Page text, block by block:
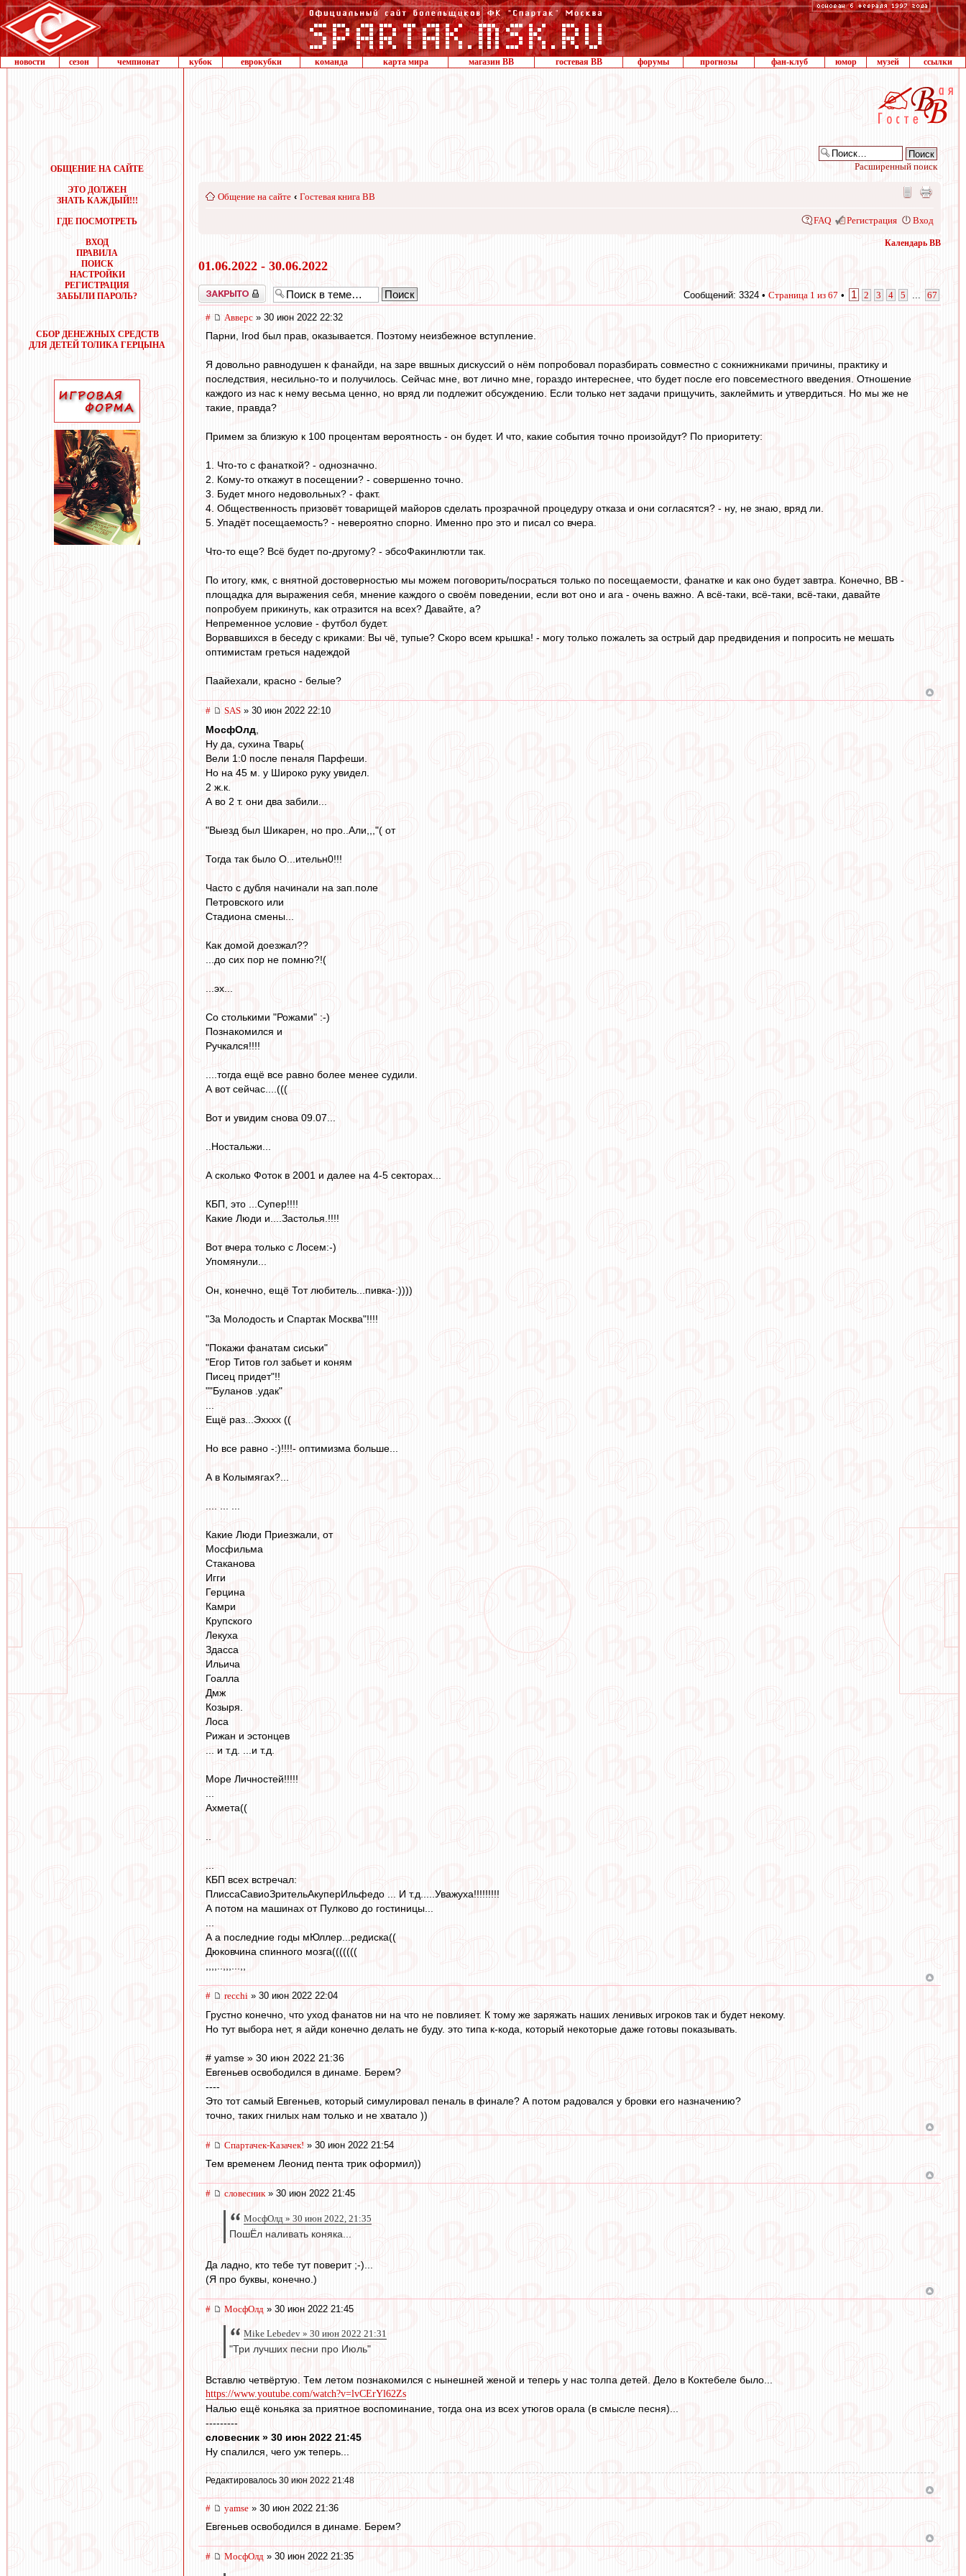
новости сезон чемпионат кубок еврокубки команда карта мира магазин ВВ гостевая ВВ форумы прогнозы фан-клуб юмор музей ссылки
ОБЩЕНИЕ НА САЙТЕ
ЭТО ДОЛЖЕН
ЗНАТЬ КАЖДЫЙ!!!
ГДЕ ПОСМОТРЕТЬ
ВХОД
ПРАВИЛА
ПОИСК
НАСТРОЙКИ
РЕГИСТРАЦИЯ
ЗАБЫЛИ ПАРОЛЬ?
СБОР ДЕНЕЖНЫХ СРЕДСТВ
ДЛЯ ДЕТЕЙ ТОЛИКА ГЕРЦЫНА
Расширенный поиск
Общение на сайте ‹ Гостевая книга ВВ
FAQ Регистрация Вход
Календарь ВВ
01.06.2022 - 30.06.2022
Закрыто Сообщений: 3324 • Страница 1 из 67 • 1 2 3 4 5 67
# Авверс » 30 июн 2022 22:32
Парни, Irod был прав, оказывается. Поэтому неизбежное вступление.
Я довольно равнодушен к фанайди, на заре ввшных дискуссий о нём попробовал поразбирать совместно с сокнижниками причины, практику и
последствия, несильно-то и получилось. Сейчас мне, вот лично мне, гораздо интереснее, что будет после его повсеместного введения. Отношение
каждого из нас к нему весьма ценно, но вряд ли подлежит обсуждению. Если только нет задачи прищучить, заклеймить и утвердиться. Но мы же не
такие, правда?
Примем за близкую к 100 процентам вероятность - он будет. И что, какие события точно произойдут? По приоритету:
1. Что-то с фанаткой? - однозначно.
2. Кому-то откажут в посещении? - совершенно точно.
3. Будет много недовольных? - факт.
4. Общественность призовёт товарищей майоров сделать прозрачной процедуру отказа и они согласятся? - ну, не знаю, вряд ли.
5. Упадёт посещаемость? - невероятно спорно. Именно про это и писал со вчера.
Что-то еще? Всё будет по-другому? - эбсоФакинлютли так.
По итогу, кмк, с внятной достоверностью мы можем поговорить/посраться только по посещаемости, фанатке и как оно будет завтра. Конечно, ВВ -
площадка для выражения себя, мнение каждого о своём поведении, если вот оно и ага - очень важно. А всё-таки, всё-таки, всё-таки, давайте
попробуем прикинуть, как отразится на всех? Давайте, а?
Непременное условие - футбол будет.
Ворвавшихся в беседу с криками: Вы чё, тупые? Скоро всем крышка! - могу только пожалеть за острый дар предвидения и попросить не мешать
оптимистам греться надеждой
Паайехали, красно - белые?
# SAS » 30 июн 2022 22:10
МосфОлд
Ну да, сухина Тварь(
Вели 1:0 после пеналя Парфеши.
Но на 45 м. у Широко руку увидел.
2 ж.к.
А во 2 т. они два забили...
"Выезд был Шикарен, но про..Али,,,"( от
Тогда так было О...ительн0!!!
Часто с дубля начинали на зап.поле
Петровского или
Стадиона смены...
Как домой доезжал??
...до сих пор не помню?!(
...эх...
Со столькими "Рожами" :-)
Познакомился и
Ручкался!!!!
....тогда ещё все равно более менее судили.
А вот сейчас....(((
Вот и увидим снова 09.07...
..Ностальжи...
А сколько Фоток в 2001 и далее на 4-5 секторах...
КБП, это ...Супер!!!!
Какие Люди и....Застолья.!!!!
Вот вчера только с Лосем:-)
Упомянули...
Он, конечно, ещё Тот любитель...пивка-:))))
"За Молодость и Спартак Москва"!!!!
"Покажи фанатам сиськи"
"Егор Титов гол забьет и коням
Писец придет"!!
""Буланов .удак"
Ещё раз...Эхххх ((
Но все равно -:)!!!!- оптимизма больше...
А в Колымягах?...
Какие Люди Приезжали, от
Мосфильма
Стаканова
Игги
Герцина
Камри
Крупского
Лекуха
Здасса
Ильича
Гоалла
Дмж
Козыря.
Лоса
Рижан и эстонцев
... и т.д. ...и т.д.
Море Личностей!!!!!
Ахмета((
КБП всех встречал:
ПлиссаСавиоЗрительАкуперИльфедо ... И т.д.....Уважуха!!!!!!!!!
А потом на машинах от Пулково до гостиницы...
А а последние годы мЮллер...редиска((
Дюковчина спинного мозга(((((((
# recchi » 30 июн 2022 22:04
Грустно конечно, что уход фанатов ни на что не повлияет. К тому же заряжать наших ленивых игроков так и будет некому.
Но тут выбора нет, я айди конечно делать не буду. это типа к-кода, который некоторые даже готовы показывать.
# yamse » 30 июн 2022 21:36
Евгеньев освободился в динаме. Берем?
----
Это тот самый Евгеньев, который симулировал пеналь в финале? А потом радовался у бровки его назначению?
точно, таких гнилых нам только и не хватало ))
# Спартачек-Казачек! » 30 июн 2022 21:54
Тем временем Леонид пента трик оформил))
# словесник» 30 июн 2022 21:45
МосфОлд » 30 июн 2022, 21:35
ПошЁл наливать коняка...
Да ладно, кто тебе тут поверит ;-)...
(Я про буквы, конечно.)
# МосфОлд » 30 июн 2022 21:45
Mike Lebedev » 30 июн 2022 21:31
"Три лучших песни про Июль"
Вставлю четвёртую. Тем летом познакомился с нынешней женой и теперь у нас толпа детей. Дело в Коктебеле было...
https://www.youtube.com/watch?v=lvCErYl62Zs
Налью ещё коньяка за приятное воспоминание, тогда она из всех утюгов орала (в смысле песня)...
---------
словесник » 30 июн 2022 21:45
Ну спалился, чего уж теперь...
Редактировалось 30 июн 2022 21:48
# yamse » 30 июн 2022 21:36
Евгеньев освободился в динаме. Берем?
# МосфОлд » 30 июн 2022 21:35